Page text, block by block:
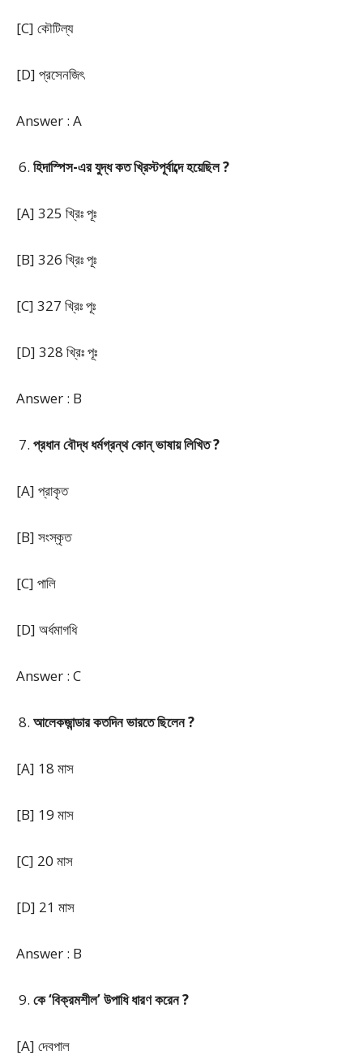
[C] কৌটিল্য
[D] প্রসেনজিৎ
Answer : A
হিদাস্পিস-এর যুদ্ধ কত খ্রিস্টপূর্বাব্দে হয়েছিল ?
[A] 325 খ্রিঃ পূঃ
[B] 326 খ্রিঃ পূঃ
[C] 327 খ্রিঃ পূঃ
[D] 328 খ্রিঃ পূঃ
Answer : B
প্রধান বৌদ্ধ ধর্মগ্রন্থ কোন্ ভাষায় লিখিত ?
[A] প্রাকৃত
[B] সংস্কৃত
[C] পালি
[D] অর্ধমাগধি
Answer : C
আলেকজান্ডার কতদিন ভারতে ছিলেন ?
[A] 18 মাস
[B] 19 মাস
[C] 20 মাস
[D] 21 মাস
Answer : B
কে ‘বিক্রমশীল’ উপাধি ধারণ করেন ?
[A] দেবপাল